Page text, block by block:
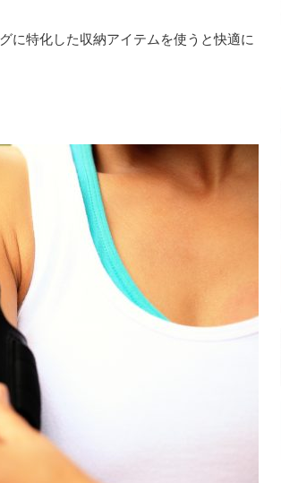
に特化した収納アイテムを使うと快適に